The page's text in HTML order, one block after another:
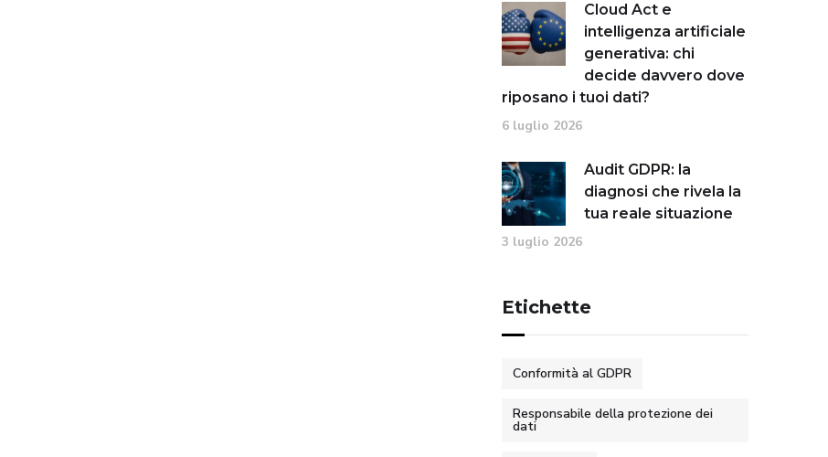
Cloud Act e
intelligenza artificiale
generativa: chi
decide davvero dove
riposano i tuoi dati?
6 luglio 2026
Audit GDPR: la
diagnosi che rivela la
tua reale situazione
3 luglio 2026
Etichette
Conformità al GDPR
Responsabile della protezione dei
dati